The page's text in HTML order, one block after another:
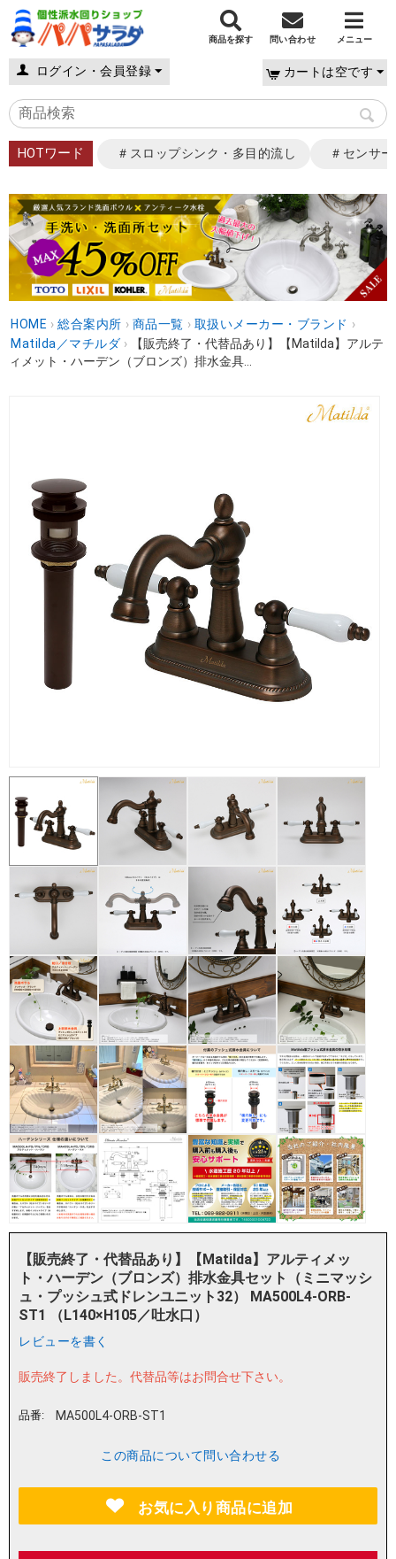
商品を探す 問い合わせ メニュー
ログイン・会員登録 カートは空です
HOTワード ＃スロップシンク・多目的流し ＃センサ
HOME › 総合案内所 › 商品一覧 › 取扱いメーカー・ブランド ›
Matilda／マチルダ ›
【販売終了・代替品あり】【Matilda】アルテ
ィメット・ハーデン（ブロンズ）排水金具...
【販売終了・代替品あり】【Matilda】アルティメッ
ト・ハーデン（ブロンズ）排水金具セット（ミニマッシ
ュ・プッシュ式ドレンユニット32） MA500L4-ORB-
ST1 （L140×H105／吐水口）
レビューを書く
販売終了しました。 代替品等はお問合せ下さい。
品番: MA500L4-ORB-ST1
この商品について問い合わせる
お気に入り商品に追加